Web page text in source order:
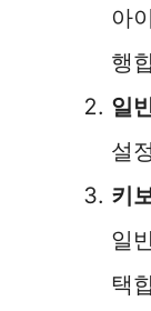
아
행
일
설
키
일
택